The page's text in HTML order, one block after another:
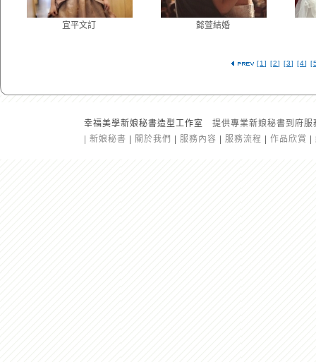
宜平文訂 懿萱結婚
[1 ] [2] [3] [4] [
幸福美學新娘秘書造型工作室 提供專業新娘秘書到府
新娘秘書 關於我們 服務內容 服務流程 作品欣賞